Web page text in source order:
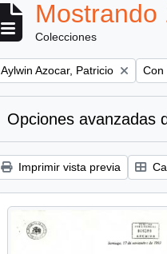
Mostrando
Colecciones
Remove filter:
Aylwin Azocar, Patricio Con
Opciones avanzadas
Imprimir vista previa